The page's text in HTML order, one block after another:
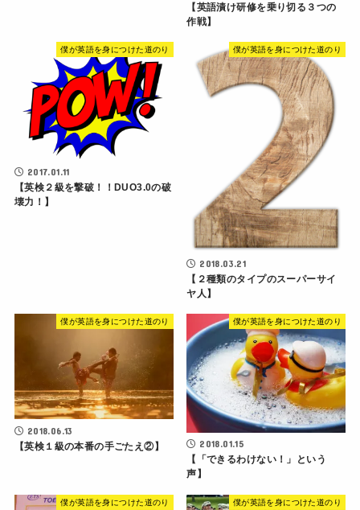
【英語漬け研修を乗り切る３つの
作戦】
僕が英語を身につけた道のり
2017.01.11
【英検２級を撃破！！DUO3.0の破
壊力！】
僕が英語を身につけた道のり
2018.03.21
【２種類のタイプのスーパーサイ
ヤ人】
僕が英語を身につけた道のり
2018.06.13
【英検１級の本番の手ごたえ②】
僕が英語を身につけた道のり
2018.01.15
【「できるわけない！」という
声】
僕が英語を身につけた道のり 僕が英語を身につけた道のり